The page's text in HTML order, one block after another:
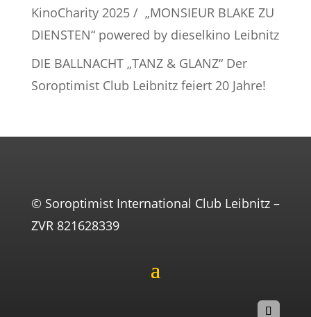
KinoCharity 2025 / „MONSIEUR BLAKE ZU
DIENSTEN“ powered by dieselkino Leibnitz
DIE BALLNACHT „TANZ & GLANZ“ Der
Soroptimist Club Leibnitz feiert 20 Jahre!
© Soroptimist International Club Leibnitz –
ZVR 821628339